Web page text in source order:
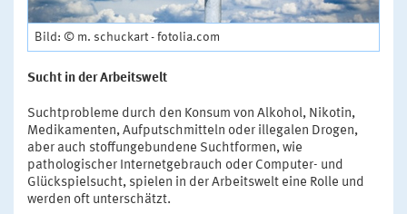
Bild: © m. schuckart - fotolia.com
Sucht in der Arbeitswelt
Suchtprobleme durch den Konsum von Alkohol, Nikotin,
Medikamenten, Aufputschmitteln oder illegalen Drogen,
aber auch stoffungebundene Suchtformen, wie
pathologischer Internetgebrauch oder Computer- und
Glückspielsucht, spielen in der Arbeitswelt eine Rolle und
werden oft unterschätzt.